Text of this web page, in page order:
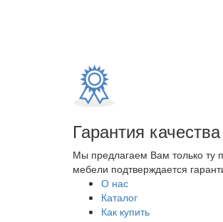
Гарантия качества
Мы предлагаем Вам только ту
мебели подтверждается
О нас
Каталог
Как купить